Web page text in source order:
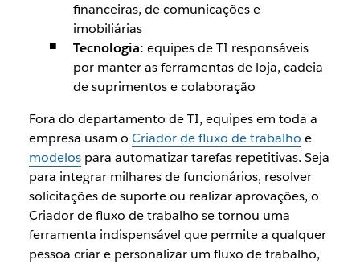
financeiras, de comunicações e
imobiliárias
Tecnologia: equipes de TI responsáveis
por manter as ferramentas de loja, cadeia
de suprimentos e colaboração
Fora do departamento de TI, equipes em toda a
empresa usam o Criador de fluxo de trabalho e
modelospara automatizar tarefas repetitivas. Seja
para integrar milhares de funcionários, resolver
solicitações de suporte ou realizar aprovações, o
Criador de fluxo de trabalho se tornou uma
ferramenta indispensável que permite a qualquer
pessoa criar e personalizar um fluxo de trabalho,